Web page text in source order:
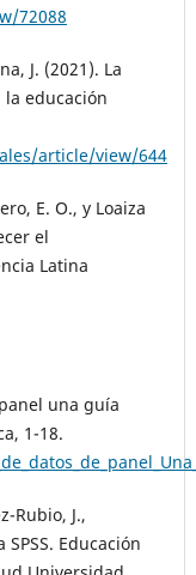
72088
J. (2021). La
educación
article/view/644
E. O., y Loaiza
el
Latina
una guía
1-18.
Rubio, J.,
Educación